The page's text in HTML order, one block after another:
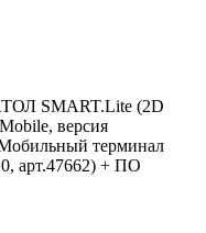
SMART.Lite (2D
версия
терминал
арт.47662) + ПО